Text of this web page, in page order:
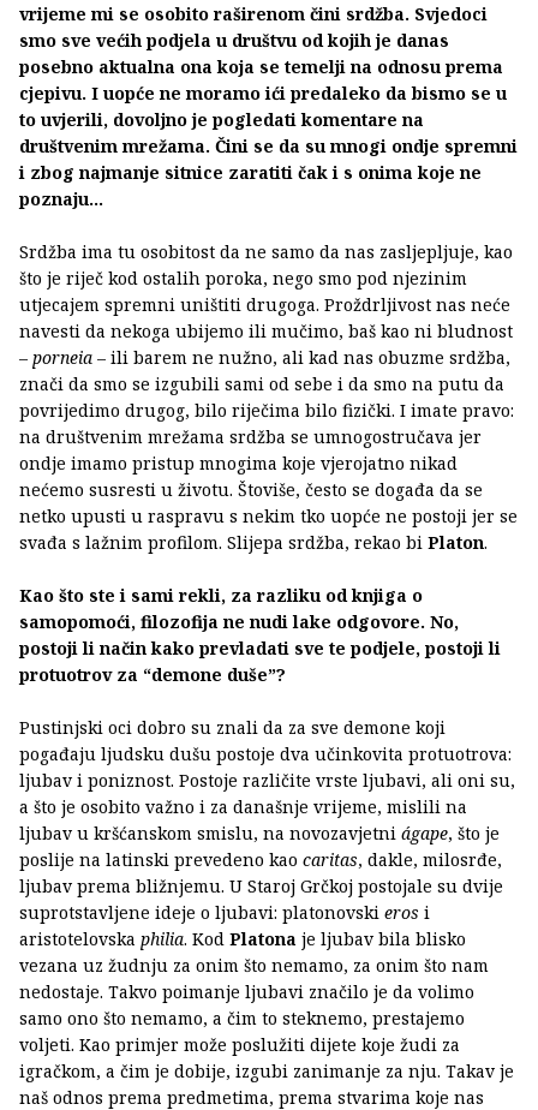
vrijeme mi se osobito raširenom čini srdžba. Svjedoci
smo sve većih podjela u društvu od kojih je danas
posebno aktualna ona koja se temelji na odnosu prema
cjepivu. I uopće ne moramo ići predaleko da bismo se u
to uvjerili, dovoljno je pogledati komentare na
društvenim mrežama. Čini se da su mnogi ondje spremni
i zbog najmanje sitnice zaratiti čak i s onima koje ne
poznaju...
Srdžba ima tu osobitost da ne samo da nas zasljepljuje, kao
što je riječ kod ostalih poroka, nego smo pod njezinim
utjecajem spremni uništiti drugoga. Proždrljivost nas neće
navesti da nekoga ubijemo ili mučimo, baš kao ni bludnost
– porneia – ili barem ne nužno, ali kad nas obuzme srdžba,
znači da smo se izgubili sami od sebe i da smo na putu da
povrijedimo drugog, bilo riječima bilo fizički. I imate pravo:
na društvenim mrežama srdžba se umnogostručava jer
ondje imamo pristup mnogima koje vjerojatno nikad
nećemo susresti u životu. Štoviše, često se događa da se
netko upusti u raspravu s nekim tko uopće ne postoji jer se
svađa s lažnim profilom. Slijepa srdžba, rekao bi Platon.
Kao što ste i sami rekli, za razliku od knjiga o
samopomoći, filozofija ne nudi lake odgovore. No,
postoji li način kako prevladati sve te podjele, postoji li
protuotrov za “demone duše”?
Pustinjski oci dobro su znali da za sve demone koji
pogađaju ljudsku dušu postoje dva učinkovita protuotrova:
ljubav i poniznost. Postoje različite vrste ljubavi, ali oni su,
a što je osobito važno i za današnje vrijeme, mislili na
ljubav u kršćanskom smislu, na novozavjetni ágape, što je
poslije na latinski prevedeno kao caritas, dakle, milosrđe,
ljubav prema bližnjemu. U Staroj Grčkoj postojale su dvije
suprotstavljene ideje o ljubavi: platonovski eros i
aristotelovska philia. Kod Platona je ljubav bila blisko
vezana uz žudnju za onim što nemamo, za onim što nam
nedostaje. Takvo poimanje ljubavi značilo je da volimo
samo ono što nemamo, a čim to steknemo, prestajemo
voljeti. Kao primjer može poslužiti dijete koje žudi za
igračkom, a čim je dobije, izgubi zanimanje za nju. Takav je
naš odnos prema predmetima, prema stvarima koje nas